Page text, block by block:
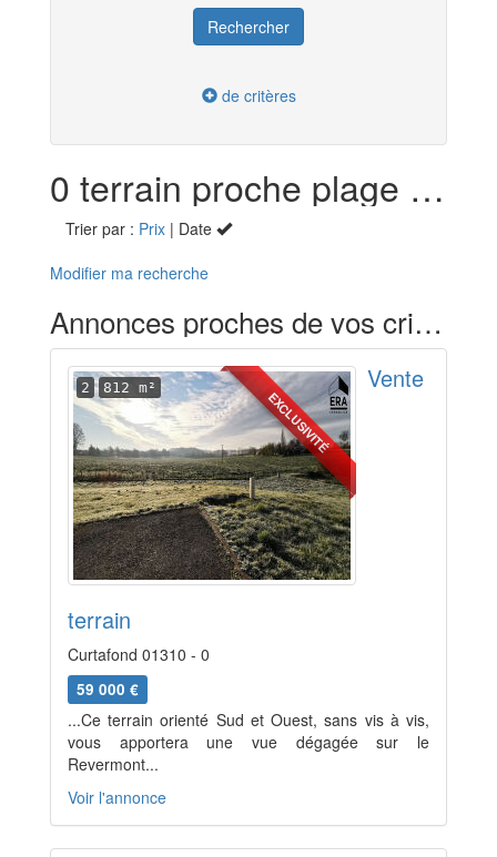
de critères
0 terrain proche plage en vente dans l'Ain (01)
Trier par : Prix | Date
Modifier ma recherche
Annonces proches de vos critères
EXCLUSIVITÉ
2 812 m² Vente
terrain
Curtafond 01310 - 0
59 000 €
...Ce terrain orienté Sud et Ouest, sans vis à vis,
vous apportera une vue dégagée sur le
Revermont...
Voir l'annonce